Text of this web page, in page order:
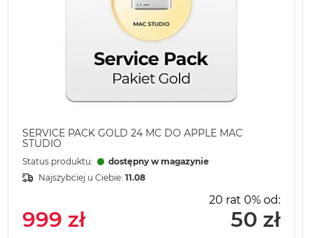
SERVICE PACK GOLD 24 MC DO APPLE MAC
STUDIO
Status produktu:
dostępny w magazynie
Najszybciej u Ciebie: 11.08
999 zł
20 rat 0% od:
50 zł